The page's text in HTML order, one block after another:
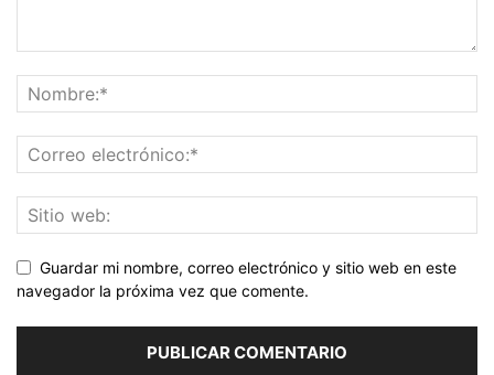
Guardar mi nombre, correo electrónico y sitio web en este
navegador la próxima vez que comente.